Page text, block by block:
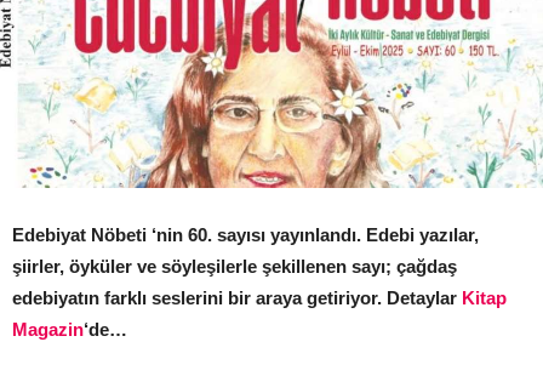
Edebiyat Nöbeti ‘nin 60. sayısı yayınlandı. Edebi yazılar,
şiirler, öyküler ve söyleşilerle şekillenen sayı; çağdaş
edebiyatın farklı seslerini bir araya getiriyor. Detaylar Kitap
Magazin‘de…